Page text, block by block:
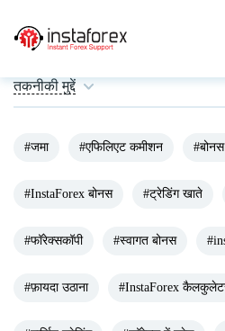
तकनीकी मुद्दें
#जमा #एफिलिएट कमीशन
#InstaForex बोनस #ट्रेडिंग खाते
#फॉरेक्सकॉपी #स्वागत बोनस
#फ़ायदा उठाना #InstaForex